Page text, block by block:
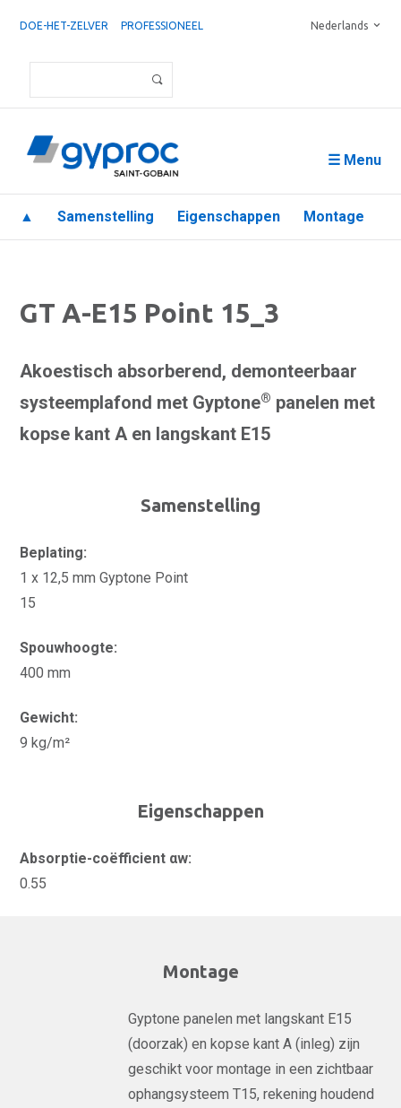
DOE-HET-ZELVER PROFESSIONEEL Nederlands
☰ Menu
▲ Samenstelling Eigenschappen Montage
GT A-E15 Point 15_3
Akoestisch absorberend, demonteerbaar
systeemplafond met Gyptone® panelen met
kopse kant A en langskant E15
Samenstelling
Beplating:
1 x 12,5 mm Gyptone Point
15
Spouwhoogte:
400 mm
Gewicht:
9 kg/m²
Eigenschappen
Absorptie-coëfficient αw:
0.55
Montage
Gyptone panelen met langskant E15
(doorzak) en kopse kant A (inleg) zijn
geschikt voor montage in een zichtbaar
ophangsysteem T15, rekening houdend